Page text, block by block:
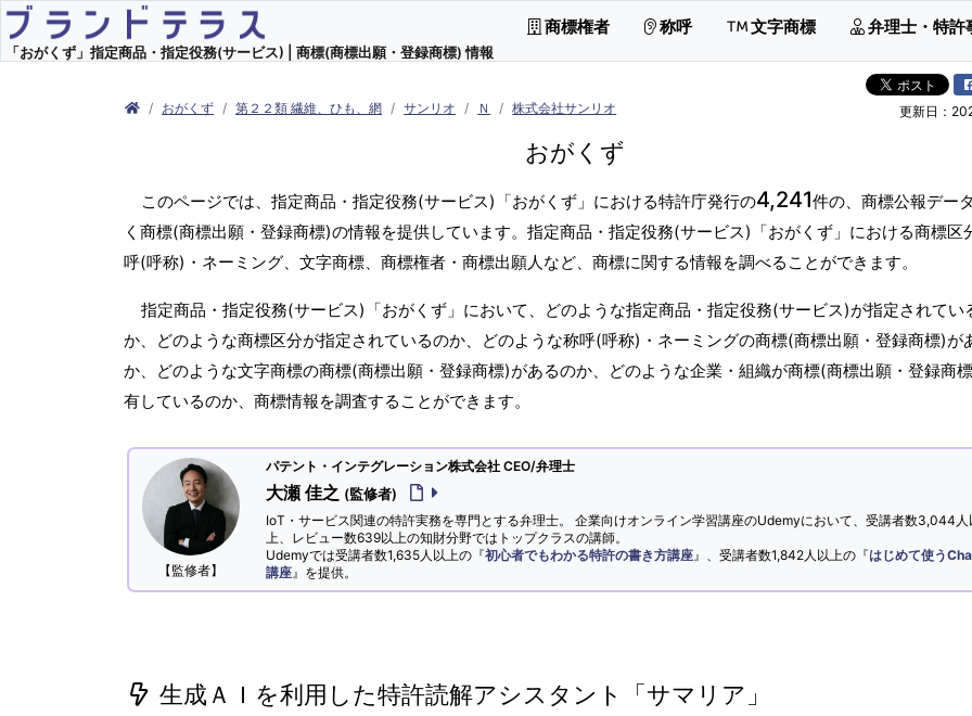
「おがくず」指定商品・指定役務(サービス) | 商標(商標出願・登録商標) 情報
商標権者 称呼 文字商標 弁理士・特許
おがくず 第２２類 繊維、ひも、網 サンリオ Ｎ 株式会社サンリオ 更新日：
おがくず
このページでは、指定商品・指定役務(サービス)「おがくず」における特許庁発行の4,241件の、商標公報デー
く商標(商標出願・登録商標)の情報を提供しています。指定商品・指定役務(サービス)「おがくず」における商標区
呼(呼称)・ネーミング、文字商標、商標権者・商標出願人など、商標に関する情報を調べることができます。
指定商品・指定役務(サービス)「おがくず」において、どのような指定商品・指定役務(サービス)が指定されてい
か、どのような商標区分が指定されているのか、どのような称呼(呼称)・ネーミングの商標(商標出願・登録商標)が
か、どのような文字商標の商標(商標出願・登録商標)があるのか、どのような企業・組織が商標(商標出願・登録商
有しているのか、商標情報を調査することができます。
【監修者】
パテント・インテグレーション株式会社 CEO/弁理士
大瀬 佳之 (監修者)
IoT・サービス関連の特許実務を専門とする弁理士。 企業向けオンライン学習講座のUdemyにおいて、受講者数3,044人
上、レビュー数639以上の知財分野ではトップクラスの講師。
Udemyでは受講者数1,635人以上の『初心者でもわかる特許の書き方講座 』、受講者数1,842人以上の『はじめて使う
講座 』を提供。
生成ＡＩを利用した特許読解アシスタント「サマリア」